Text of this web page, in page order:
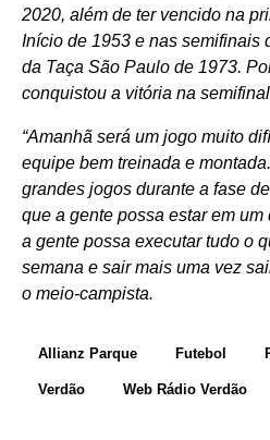
2020, além de ter vencido na
Início de 1953 e nas semifinais
da Taça São Paulo de 1973.
conquistou a vitória na
“Amanhã será um jogo muito
equipe bem treinada e
grandes jogos durante a fase
que a gente possa estar em
a gente possa executar tudo o
semana e sair mais uma vez
o meio-campista.
Allianz Parque Futebol
Verdão Web Rádio Verdão